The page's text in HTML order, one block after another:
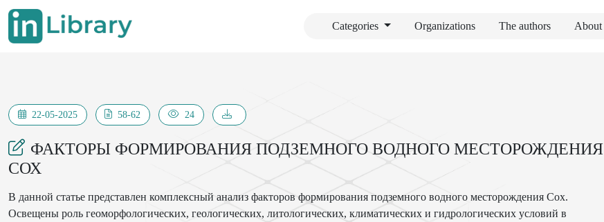
Categories Organizations The authors About
22-05-2025 58-62 24
ФАКТОРЫ ФОРМИРОВАНИЯ ПОДЗЕМНОГО ВОДНОГО МЕСТОРОЖДЕНИЯ
СОХ
В данной статье представлен комплексный анализ факторов формирования подземного водного месторождения Сох.
Освещены роль геоморфологических, геологических, литологических, климатических и гидрологических условий в